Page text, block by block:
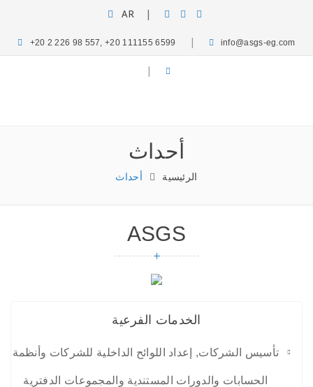
AR
+20 2 226 98 557, +20 111155 6599 info@asgs-eg.com
خدماتنا
أحداث
الرئيسية أحداث
ASGS
الخدمات الفرعية
تأسيس الشركات, إعداد اللوائح الداخلية للشركات وأنظمة
الحسابات والدورات المستندية والمجموعات الدفترية